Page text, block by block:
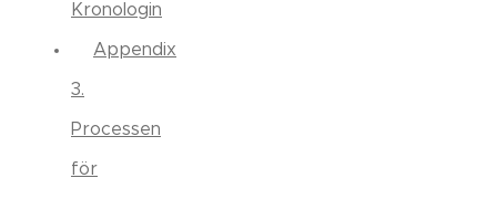
Kronologin
Appendix
3.
Processen
för